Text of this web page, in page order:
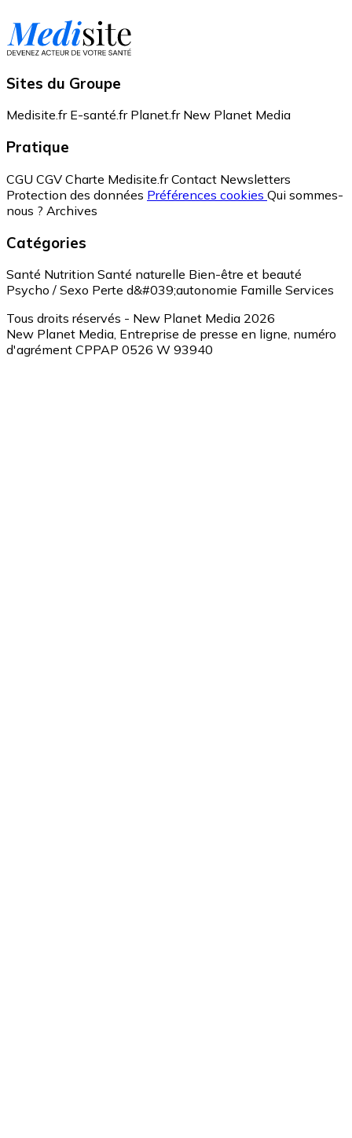
Sites du Groupe
Medisite.fr E-santé.fr Planet.fr New Planet Media
Pratique
CGU CGV Charte Medisite.fr Contact Newsletters
Protection des données Préférences cookies Qui sommes-
nous ? Archives
Catégories
Santé Nutrition Santé naturelle Bien-être et beauté
Psycho / Sexo Perte d&#039;autonomie Famille Services
Tous droits réservés - New Planet Media 2026
New Planet Media, Entreprise de presse en ligne, numéro
d'agrément CPPAP 0526 W 93940